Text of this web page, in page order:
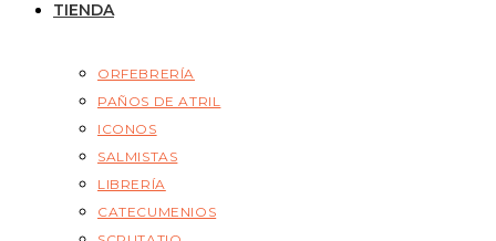
TIENDA
ORFEBRERÍA
PAÑOS DE ATRIL
ICONOS
SALMISTAS
LIBRERÍA
CATECUMENIOS